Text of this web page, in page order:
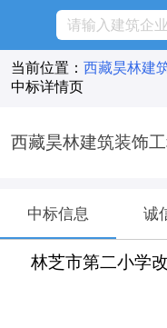
当前位置： 西藏昊林建
中标详情页
西藏昊林建筑装饰
中标信息 诚
林芝市第二小学